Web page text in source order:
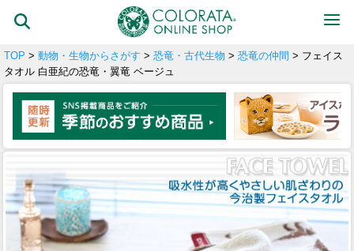
TOP > 動物・生物からさがす > 恐竜・古代生物 > 恐竜の仲間 > フェイス
タオル 白亜紀の恐竜・翼竜 ベージュ